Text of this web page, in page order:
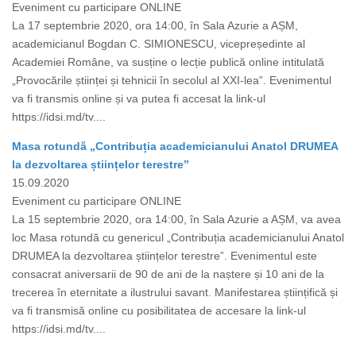
Eveniment cu participare ONLINE
La 17 septembrie 2020, ora 14:00, în Sala Azurie a AȘM,
academicianul Bogdan C. SIMIONESCU, vicepreședinte al
Academiei Române, va susține o lecție publică online intitulată
„Provocările științei și tehnicii în secolul al XXI-lea”. Evenimentul
va fi transmis online și va putea fi accesat la link-ul
https://idsi.md/tv....
Masa rotundă „Contribuția academicianului Anatol DRUMEA
la dezvoltarea științelor terestre”
15.09.2020
Eveniment cu participare ONLINE
La 15 septembrie 2020, ora 14:00, în Sala Azurie a AȘM, va avea
loc Masa rotundă cu genericul „Contribuția academicianului Anatol
DRUMEA la dezvoltarea științelor terestre”. Evenimentul este
consacrat aniversarii de 90 de ani de la naștere și 10 ani de la
trecerea în eternitate a ilustrului savant. Manifestarea științifică și
va fi transmisă online cu posibilitatea de accesare la link-ul
https://idsi.md/tv....